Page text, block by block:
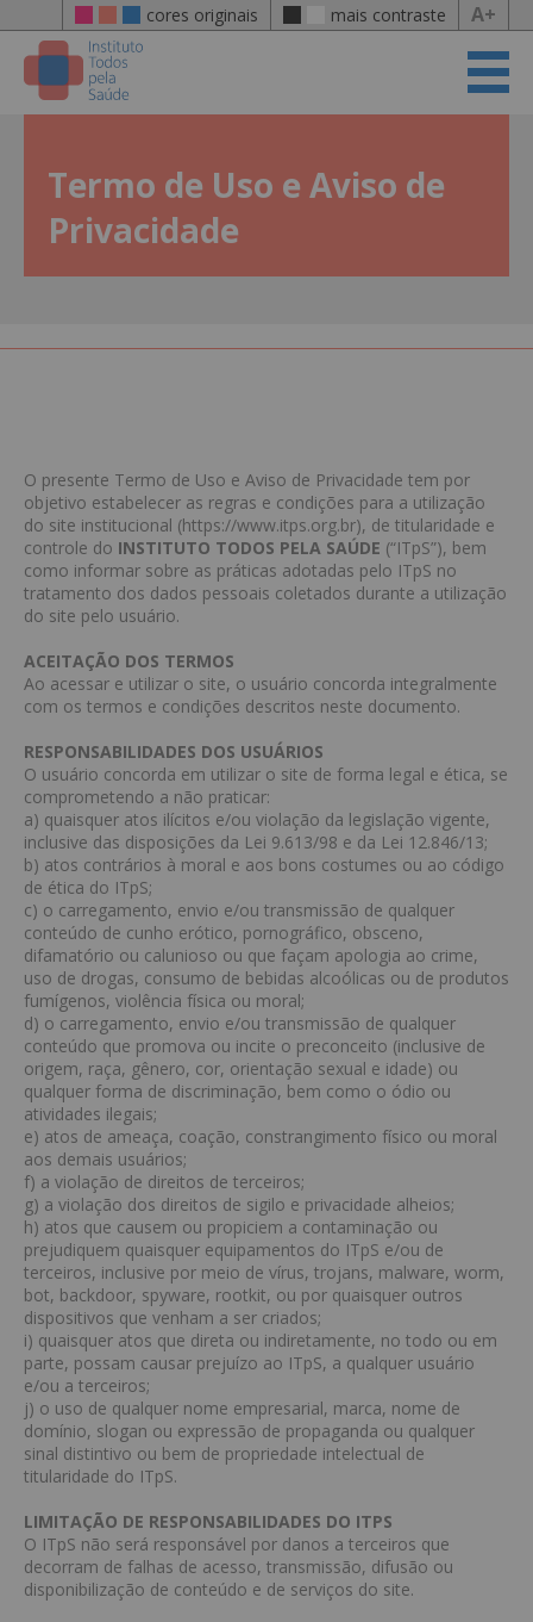
cores originais mais contraste A+
Termo de Uso e Aviso de
Privacidade
O presente Termo de Uso e Aviso de Privacidade tem por
objetivo estabelecer as regras e condições para a utilização
do site institucional (https://www.itps.org.br), de titularidade e
controle do INSTITUTO TODOS PELA SAÚDE (“ITpS”), bem
como informar sobre as práticas adotadas pelo ITpS no
tratamento dos dados pessoais coletados durante a utilização
do site pelo usuário.
ACEITAÇÃO DOS TERMOS
Ao acessar e utilizar o site, o usuário concorda integralmente
com os termos e condições descritos neste documento.
RESPONSABILIDADES DOS USUÁRIOS
O usuário concorda em utilizar o site de forma legal e ética, se
comprometendo a não praticar:
a) quaisquer atos ilícitos e/ou violação da legislação vigente,
inclusive das disposições da Lei 9.613/98 e da Lei 12.846/13;
b) atos contrários à moral e aos bons costumes ou ao código
de ética do ITpS;
c) o carregamento, envio e/ou transmissão de qualquer
conteúdo de cunho erótico, pornográfico, obsceno,
difamatório ou calunioso ou que façam apologia ao crime,
uso de drogas, consumo de bebidas alcoólicas ou de produtos
fumígenos, violência física ou moral;
d) o carregamento, envio e/ou transmissão de qualquer
conteúdo que promova ou incite o preconceito (inclusive de
origem, raça, gênero, cor, orientação sexual e idade) ou
qualquer forma de discriminação, bem como o ódio ou
atividades ilegais;
e) atos de ameaça, coação, constrangimento físico ou moral
aos demais usuários;
f) a violação de direitos de terceiros;
g) a violação dos direitos de sigilo e privacidade alheios;
h) atos que causem ou propiciem a contaminação ou
prejudiquem quaisquer equipamentos do ITpS e/ou de
terceiros, inclusive por meio de vírus, trojans, malware, worm,
bot, backdoor, spyware, rootkit, ou por quaisquer outros
dispositivos que venham a ser criados;
i) quaisquer atos que direta ou indiretamente, no todo ou em
parte, possam causar prejuízo ao ITpS, a qualquer usuário
e/ou a terceiros;
j) o uso de qualquer nome empresarial, marca, nome de
domínio, slogan ou expressão de propaganda ou qualquer
sinal distintivo ou bem de propriedade intelectual de
titularidade do ITpS.
LIMITAÇÃO DE RESPONSABILIDADES DO ITPS
O ITpS não será responsável por danos a terceiros que
decorram de falhas de acesso, transmissão, difusão ou
disponibilização de conteúdo e de serviços do site.